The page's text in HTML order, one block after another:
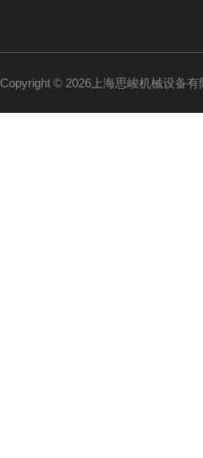
Copyright © 2026上海思峻机械设备